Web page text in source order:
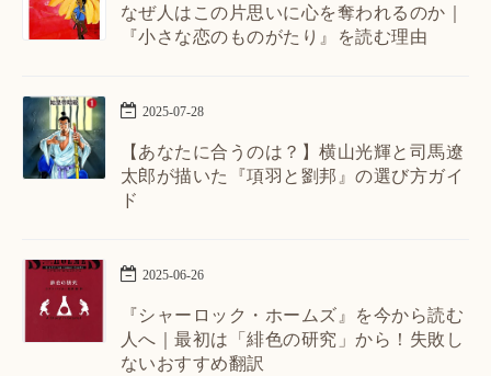
なぜ人はこの片思いに心を奪われるのか｜
『小さな恋のものがたり』を読む理由
2025-07-28
【あなたに合うのは？】横山光輝と司馬遼
太郎が描いた『項羽と劉邦』の選び方ガイ
ド
2025-06-26
『シャーロック・ホームズ』を今から読む
人へ｜最初は「緋色の研究」から！失敗し
ないおすすめ翻訳